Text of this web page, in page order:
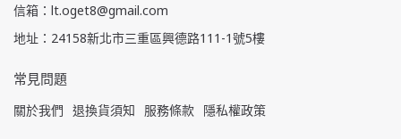
信箱：lt.oget8@gmail.com
地址：24158新北市三重區興德路111-1號5樓
常見問題
關於我們 退換貨須知 服務條款 隱私權政策